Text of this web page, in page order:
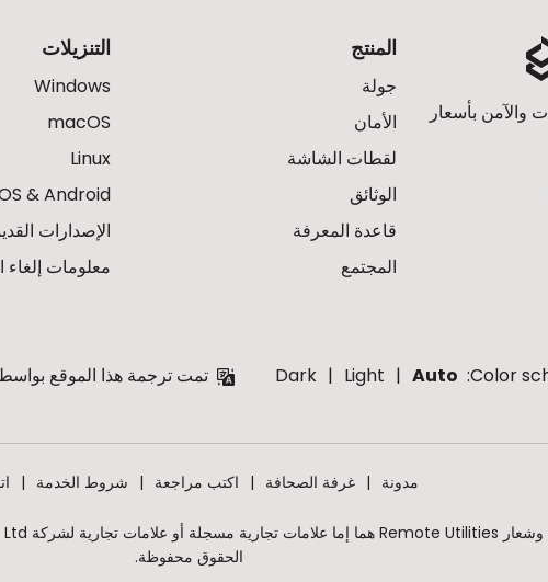
والآمن بأسعار
المنتج
جولة
الأمان
لقطات الشاشة
الوثائق
قاعدة المعرفة
المجتمع
التنزيلات
Windows
macOS
Linux
& Android
الإصدارات
معلومات إلغاء
Color
Auto
Light
Dark
تمت ترجمة هذا الموقع
مدونة غرفة الصحافة اكتب مراجعة شروط الخدمة
الحقوق محفوظة.